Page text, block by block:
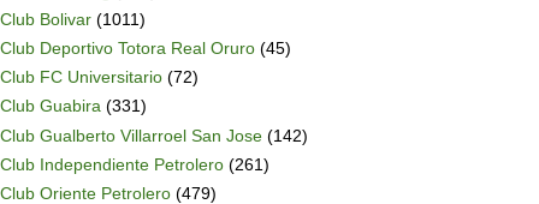
Club Bolivar (1011)
Club Deportivo Totora Real Oruro (45)
Club FC Universitario (72)
Club Guabira (331)
Club Gualberto Villarroel San Jose (142)
Club Independiente Petrolero (261)
Club Oriente Petrolero (479)